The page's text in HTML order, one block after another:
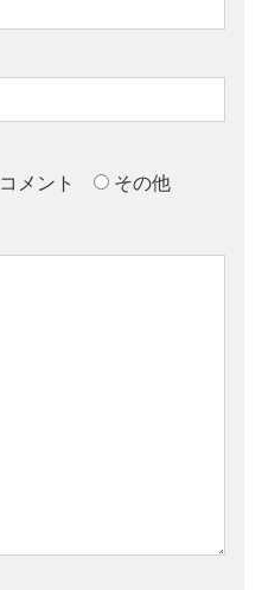
コメント その他